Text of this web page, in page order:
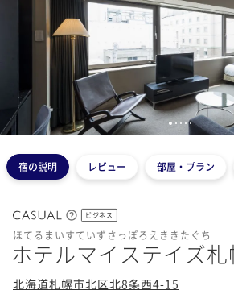
1 2 3 45
宿の説明 レビュー 部屋・プラン
ビジネス
ほてるまいすていずさっぽろえききたぐち
ホテルマイステイズ札
北海道札幌市北区北8条西4-15